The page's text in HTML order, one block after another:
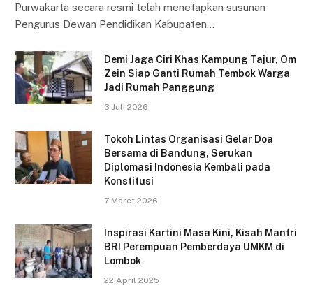
Purwakarta secara resmi telah menetapkan susunan
Pengurus Dewan Pendidikan Kabupaten…
Demi Jaga Ciri Khas Kampung Tajur, Om
Zein Siap Ganti Rumah Tembok Warga
Jadi Rumah Panggung
3 Juli 2026
Tokoh Lintas Organisasi Gelar Doa
Bersama di Bandung, Serukan
Diplomasi Indonesia Kembali pada
Konstitusi
7 Maret 2026
Inspirasi Kartini Masa Kini, Kisah Mantri
BRI Perempuan Pemberdaya UMKM di
Lombok
22 April 2025